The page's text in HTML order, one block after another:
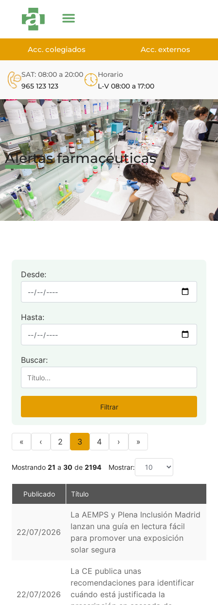
Acc. colegiados Acc. externos
SAT: 08:00 a 20:00
965 123 123
Horario
L-V 08:00 a 17:00
Alertas farmacéuticas
Desde:
Hasta:
Buscar:
Filtrar
« ‹ 2 3 4 › »
Mostrando 21 a 30 de 2194 Mostrar:
Publicado Título
22/07/2026
La AEMPS y Plena Inclusión Madrid
lanzan una guía en lectura fácil
para promover una exposición
solar segura
22/07/2026
La CE publica unas
recomendaciones para identificar
cuándo está justificada la